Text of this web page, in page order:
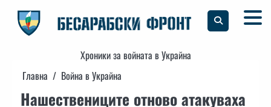
content
Хроники за войната в Украйна
Главна
Война в Украйна
Нашествениците отново атакуваха